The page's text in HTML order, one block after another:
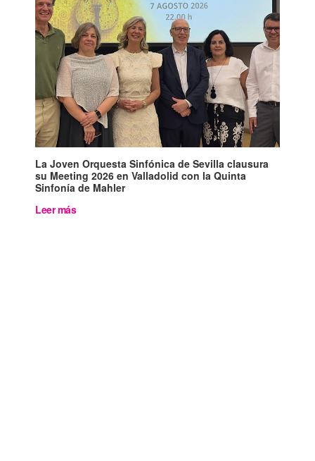
La Joven Orquesta Sinfónica de Sevilla clausura
su Meeting 2026 en Valladolid con la Quinta
Sinfonía de Mahler
Leer más